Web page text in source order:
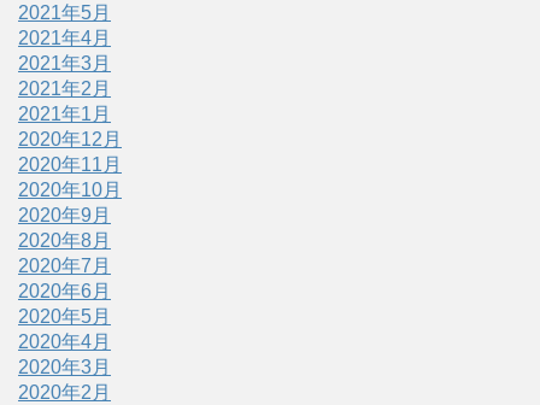
2021年5月
2021年4月
2021年3月
2021年2月
2021年1月
2020年12月
2020年11月
2020年10月
2020年9月
2020年8月
2020年7月
2020年6月
2020年5月
2020年4月
2020年3月
2020年2月